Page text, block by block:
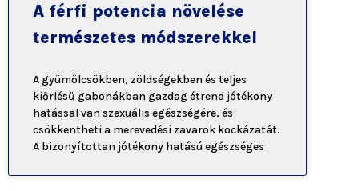
A férfi potencia növelése
természetes módszerekkel
A gyümölcsökben, zöldségekben és teljes
kiőrlésű gabonákban gazdag étrend jótékony
hatással van szexuális egészségére, és
csökkentheti a merevedési zavarok kockázatát.
A bizonyítottan jótékony hatású egészséges